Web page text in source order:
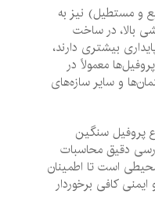
نیز به
در ساخت
بیشتری دارند،
معمولاً در
سایر سازه‌های
سنگین
محاسبات
است تا اطمینان
برخوردار